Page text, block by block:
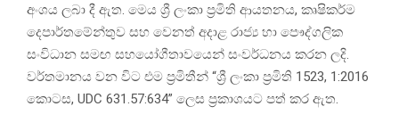
අංශය ලබා දී ඇත. මෙය ශ්‍රී ලංකා ප්‍රමිති ආයතනය, කෘෂිකර්ම
දෙපාර්තමේන්තුව සහ වෙනත් අදාළ රාජ්‍ය හා පෞද්ගලික
සංවිධාන සමඟ සහයෝගීතාවයෙන් සංවර්ධනය කරන ලදි.
වර්තමානය වන විට එම ප්‍රමිතීන් “ශ්‍රී ලංකා ප්‍රමිති 1523, 1:2016
කොටස, UDC 631.57:634” ලෙස ප්‍රකාශයට පත් කර ඇත.